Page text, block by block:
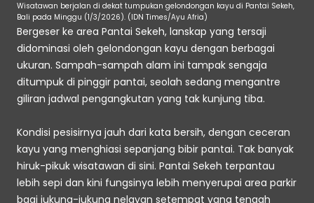
Wisatawan berjalan di dekat tumpukan gelondongan kayu di Pantai Sekeh,
Bali pada Minggu (1/3/2026). (IDN Times/Ayu Afria)
Bergeser ke area Pantai Sekeh, lanskap yang tersaji
didominasi oleh gelondongan kayu dengan berbagai
ukuran. Sampah-sampah alam ini tampak sengaja
ditumpuk di pinggir pantai, seolah sedang mengantre
giliran jadwal pengangkutan yang tak kunjung tiba.
Kondisi pesisirnya jauh dari kata bersih, dengan ceceran
kayu yang menghiasi sepanjang bibir pantai. Tak banyak
hiruk-pikuk wisatawan di sini. Pantai Sekeh terpantau
lebih sepi dan kini fungsinya lebih menyerupai area parkir
bagi jukung-jukung nelayan setempat yang tengah